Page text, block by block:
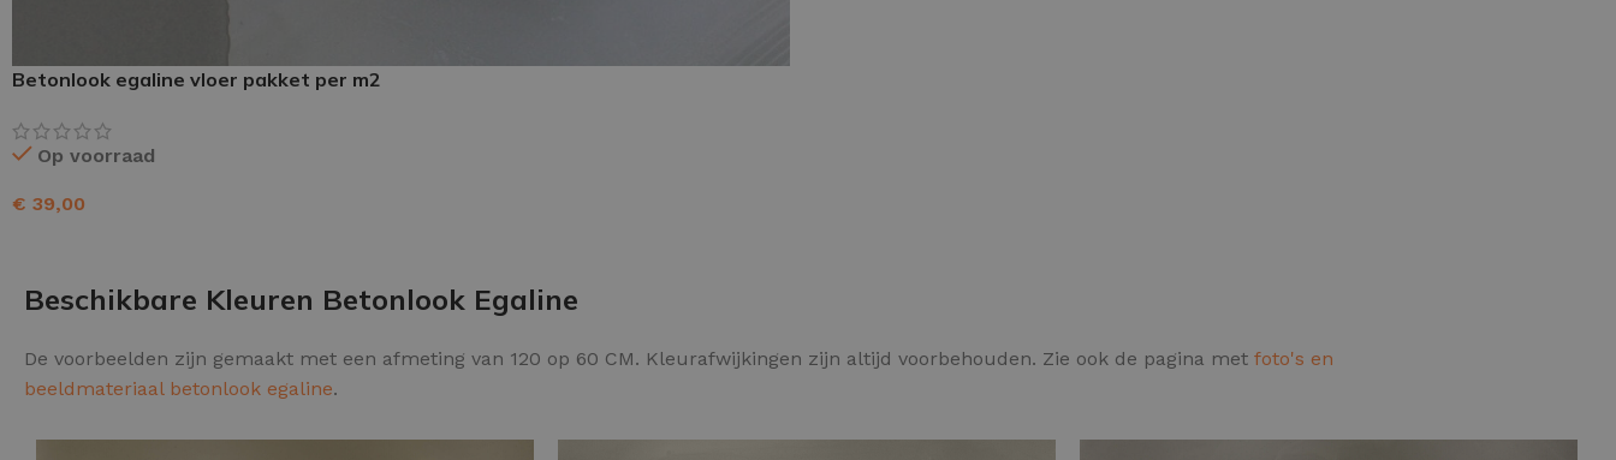
Betonlook egaline vloer pakket per m2
Op voorraad
€ 39,00
Beschikbare Kleuren Betonlook Egaline
De voorbeelden zijn gemaakt met een afmeting van 120 op 60 CM. Kleurafwijkingen zijn altijd voorbehouden. Zie ook de pagina met foto's en
beeldmateriaal betonlook egaline.